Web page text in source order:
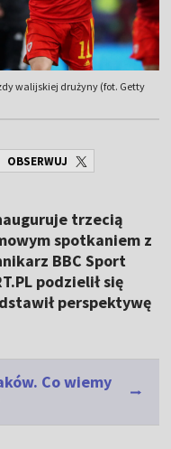
walijskiej drużyny (fot. Getty
OBSERWUJ
trzecią
spotkaniem z
BBC Sport
podzielił się
perspektywę
Co wiemy